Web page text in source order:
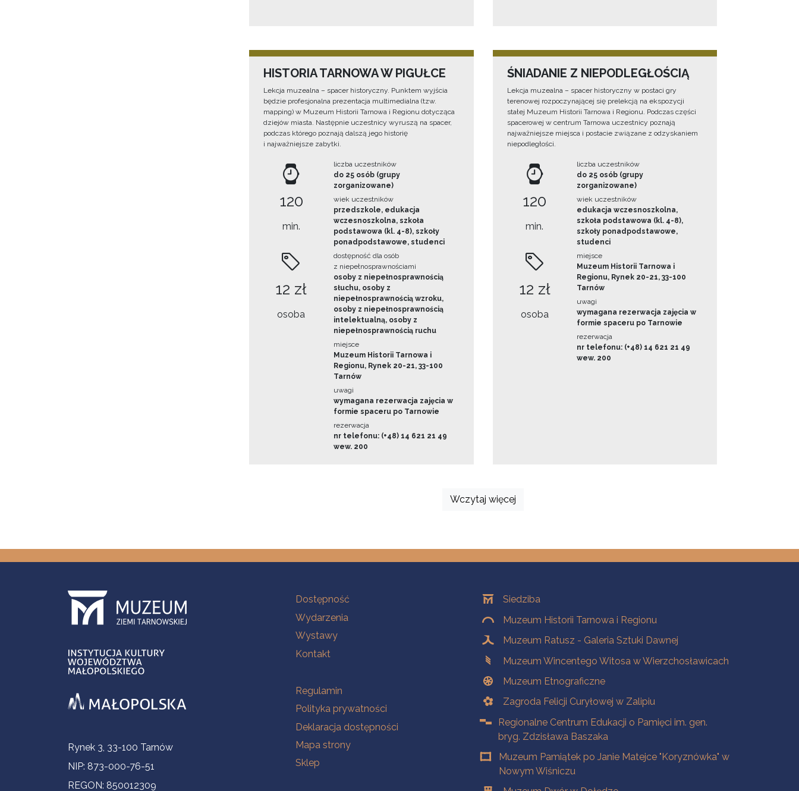
HISTORIA TARNOWA W PIGUŁCE
Lekcja muzealna – spacer historyczny. Punktem wyjścia
będzie profesjonalna prezentacja multimedialna (tzw.
mapping) w Muzeum Historii Tarnowa i Regionu dotycząca
dziejów miasta. Następnie uczestnicy wyruszą na spacer,
podczas którego poznają dalszą jego historię
i najważniejsze zabytki.
120
min.
12 zł
osoba
liczba uczestników
do 25 osób (grupy
zorganizowane)
wiek uczestników
przedszkole, edukacja
wczesnoszkolna, szkoła
podstawowa (kl. 4-8), szkoły
ponadpodstawowe, studenci
dostępność dla osób
z niepełnosprawnościami
osoby z niepełnosprawnością
słuchu, osoby z
niepełnosprawnością wzroku,
osoby z niepełnosprawnością
intelektualną, osoby z
niepełnosprawnością ruchu
miejsce
Muzeum Historii Tarnowa i
Regionu, Rynek 20-21, 33-100
Tarnów
uwagi
wymagana rezerwacja zajęcia w
formie spaceru po Tarnowie
rezerwacja
nr telefonu: (+48) 14 621 21 49
wew. 200
ŚNIADANIE Z NIEPODLEGŁOŚCIĄ
Lekcja muzealna – spacer historyczny w postaci gry
terenowej rozpoczynającej się prelekcją na ekspozycji
stałej Muzeum Historii Tarnowa i Regionu. Podczas części
spacerowej w centrum Tarnowa uczestnicy poznają
najważniejsze miejsca i postacie związane z odzyskaniem
niepodległości.
120
min.
12 zł
osoba
liczba uczestników
do 25 osób (grupy
zorganizowane)
wiek uczestników
edukacja wczesnoszkolna,
szkoła podstawowa (kl. 4-8),
szkoły ponadpodstawowe,
studenci
miejsce
Muzeum Historii Tarnowa i
Regionu, Rynek 20-21, 33-100
Tarnów
uwagi
wymagana rezerwacja zajęcia w
formie spaceru po Tarnowie
rezerwacja
nr telefonu: (+48) 14 621 21 49
wew. 200
Wczytaj więcej
Informacje kontaktowe
Rynek 3, 33-100 Tarnów
NIP: 873-000-76-51
REGON: 850012309
Na skróty
Dostępność
Wydarzenia
Wystawy
Kontakt
Na skróty
Regulamin
Polityka prywatności
Deklaracja dostępności
Mapa strony
Sklep
OddziałySiedziba
Muzeum Historii Tarnowa i Regionu
Muzeum Ratusz - Galeria Sztuki Dawnej
Muzeum Wincentego Witosa w Wierzchosławicach
Muzeum Etnograficzne
Zagroda Felicji Curyłowej w Zalipiu
Regionalne Centrum Edukacji o Pamięci im. gen.
bryg. Zdzisława Baszaka
Muzeum Pamiątek po Janie Matejce "Koryznówka" w
Nowym Wiśniczu